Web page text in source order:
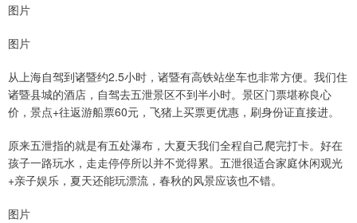
图片
图片
从上海自驾到诸暨约2.5小时，诸暨有高铁站坐车也非常方便。我们住
诸暨县城的酒店，自驾去五泄景区不到半小时。景区门票堪称良心
价，景点+往返游船票60元，飞猪上买票更优惠，刷身份证直接进。
原来五泄指的就是有五处瀑布，大夏天我们全程自己爬完打卡。好在
孩子一路玩水，走走停停所以并不觉得累。五泄很适合家庭休闲观光
+亲子娱乐，夏天还能玩漂流，春秋的风景应该也不错。
图片